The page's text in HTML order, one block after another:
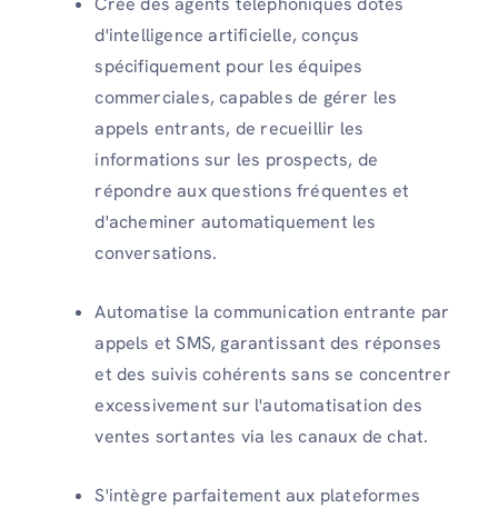
d'intelligence artificielle, conçus
spécifiquement pour les équipes
commerciales, capables de gérer les
appels entrants, de recueillir les
informations sur les prospects, de
répondre aux questions fréquentes et
d'acheminer automatiquement les
conversations.
Automatise la communication entrante par
appels et SMS, garantissant des réponses
et des suivis cohérents sans se concentrer
excessivement sur l'automatisation des
ventes sortantes via les canaux de chat.
S'intègre parfaitement aux plateformes